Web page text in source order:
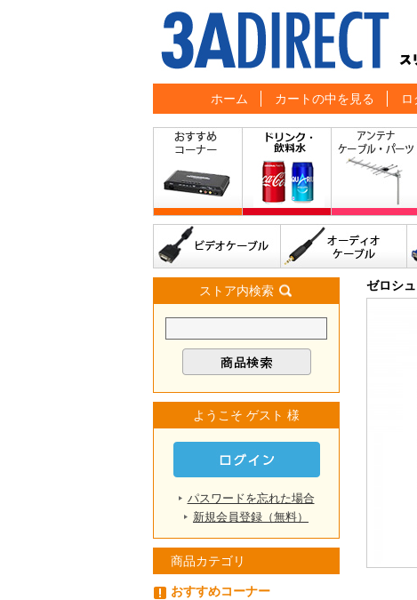
ホーム カートの中を見る ロ
ストア内検索
ようこそ ゲスト 様
パスワードを忘れた場合
新規会員登録（無料）
商品カテゴリ
おすすめコーナー
ゼロシ